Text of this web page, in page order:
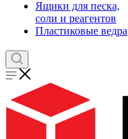
Ящики для песка,
соли и реагентов
Пластиковые ведра